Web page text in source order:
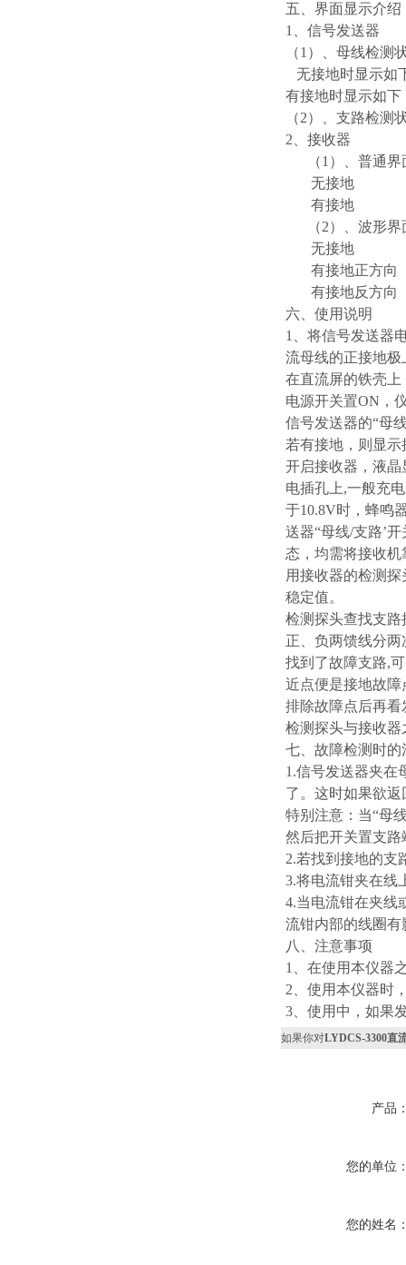
五、界面显示介绍
1、信号发送器
（1）、母线检测
无接地时显示如
有接地时显示如下
（2）、支路检测
2、接收器
（1）、普通界
无接地
有接地
（2）、波形界
无接地
有接地正方向
有接地反方向
六、使用说明
1、将信号发送器
流母线的正接地
在直流屏的铁壳上
电源开关置ON，
信号发送器的“母
若有接地，则显
开启接收器，液
电插孔上,一般充
于10.8V时，蜂鸣
送器“母线/支路’
态，均需将接收
用接收器的检测
稳定值。
检测探头查找支
正、负两馈线分
找到了故障支路,
近点便是接地故
排除故障点后再
检测探头与接收器
七、故障检测时
1.信号发送器夹在
了。这时如果欲
特别注意：当“母
然后把开关置支路
2.若找到接地的支
3.将电流钳夹在线
4.当电流钳在夹线
流钳内部的线圈
八、注意事项
1、在使用本仪器
2、使用本仪器时
3、使用中，如果
如果你对LYDCS-3300直
产品
您的单位
您的姓名